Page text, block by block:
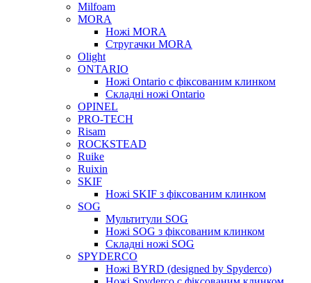
Milfoam
MORA
Ножі MORA
Стругачки MORA
Olight
ONTARIO
Ножі Ontario c фіксованим клинком
Складні ножі Ontario
OPINEL
PRO-TECH
Risam
ROCKSTEAD
Ruike
Ruixin
SKIF
Ножі SKIF з фіксованим клинком
SOG
Мультитули SOG
Ножі SOG з фіксованим клинком
Складні ножі SOG
SPYDERCO
Ножі BYRD (designed by Spyderco)